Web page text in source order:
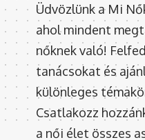
Üdvözlünk a Mi
ahol mindent
nőknek való!
tanácsokat és
különleges
Csatlakozz
a női élet összes